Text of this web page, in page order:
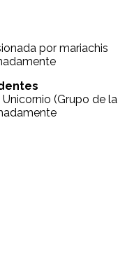
por mariachis
(Grupo de